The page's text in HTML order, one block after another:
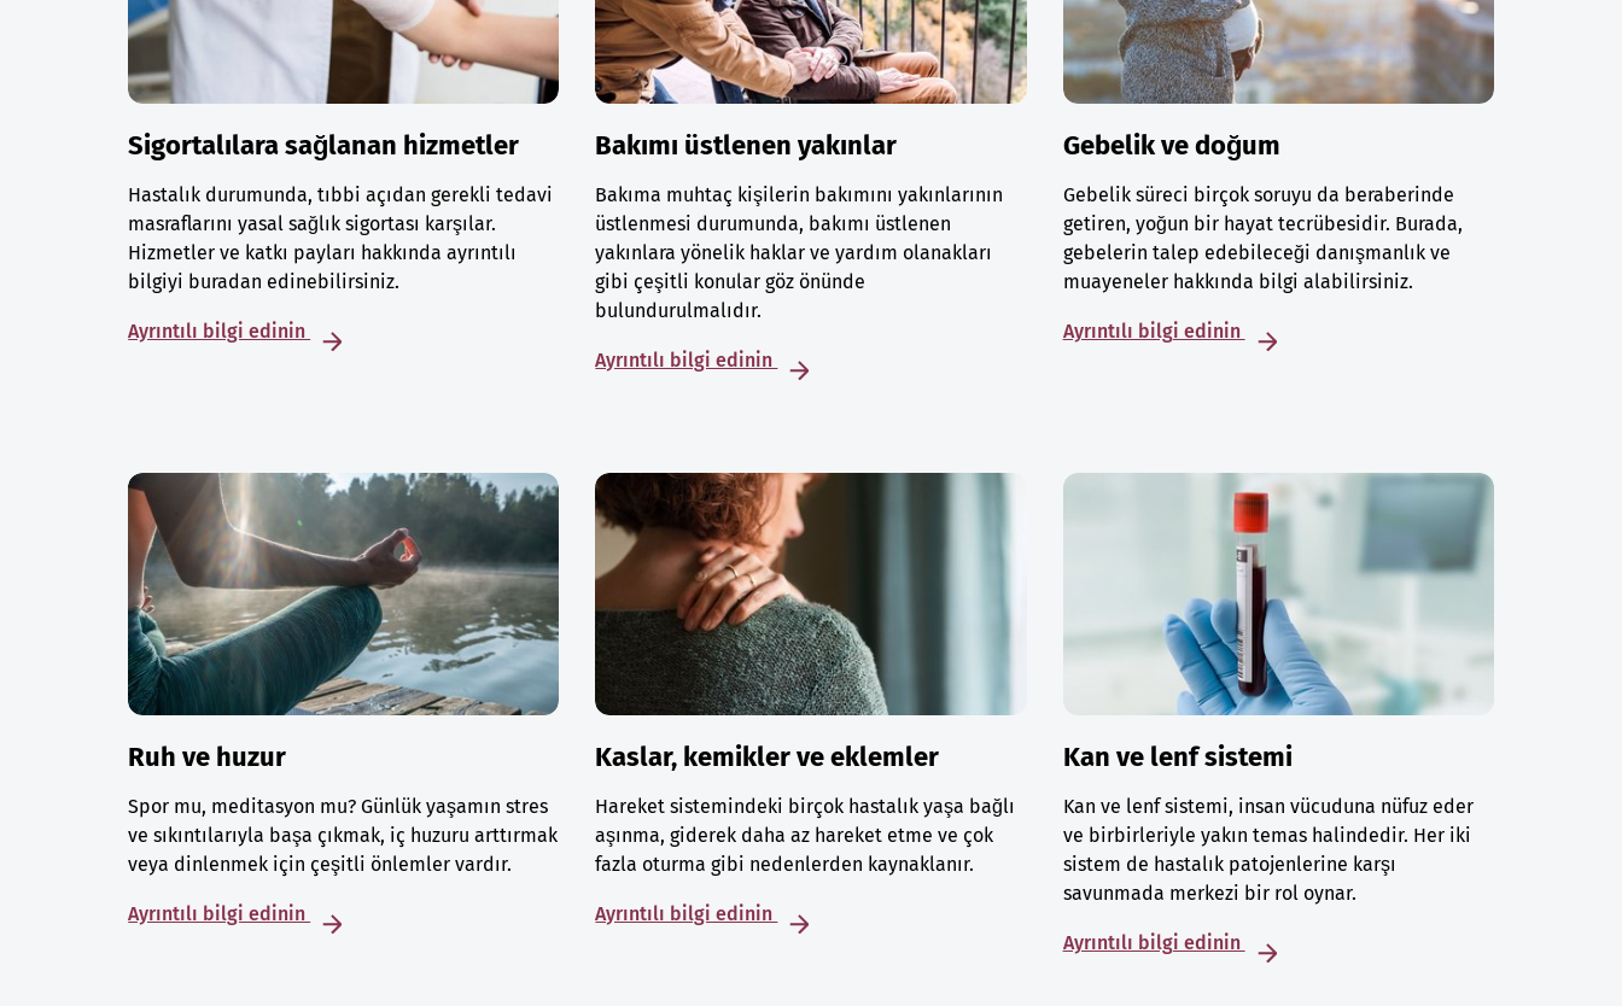
Sigortalılara sağlanan hizmetler
Hastalık durumunda, tıbbi açıdan gerekli tedavi
masraflarını yasal sağlık sigortası karşılar.
Hizmetler ve katkı payları hakkında ayrıntılı
bilgiyi buradan edinebilirsiniz.
Ayrıntılı bilgi edinin
Bakımı üstlenen yakınlar
Bakıma muhtaç kişilerin bakımını yakınlarının
üstlenmesi durumunda, bakımı üstlenen
yakınlara yönelik haklar ve yardım olanakları
gibi çeşitli konular göz önünde
bulundurulmalıdır.
Ayrıntılı bilgi edinin
Gebelik ve doğum
Gebelik süreci birçok soruyu da beraberinde
getiren, yoğun bir hayat tecrübesidir. Burada,
gebelerin talep edebileceği danışmanlık ve
muayeneler hakkında bilgi alabilirsiniz.
Ayrıntılı bilgi edinin
Ruh ve huzur
Spor mu, meditasyon mu? Günlük yaşamın stres
ve sıkıntılarıyla başa çıkmak, iç huzuru arttırmak
veya dinlenmek için çeşitli önlemler vardır.
Ayrıntılı bilgi edinin
Kaslar, kemikler ve eklemler
Hareket sistemindeki birçok hastalık yaşa bağlı
aşınma, giderek daha az hareket etme ve çok
fazla oturma gibi nedenlerden kaynaklanır.
Ayrıntılı bilgi edinin
Kan ve lenf sistemi
Kan ve lenf sistemi, insan vücuduna nüfuz eder
ve birbirleriyle yakın temas halindedir. Her iki
sistem de hastalık patojenlerine karşı
savunmada merkezi bir rol oynar.
Ayrıntılı bilgi edinin